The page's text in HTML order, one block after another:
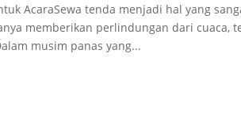
AcaraSewa tenda menjadi hal yang
memberikan perlindungan dari cuaca,
musim panas yang...